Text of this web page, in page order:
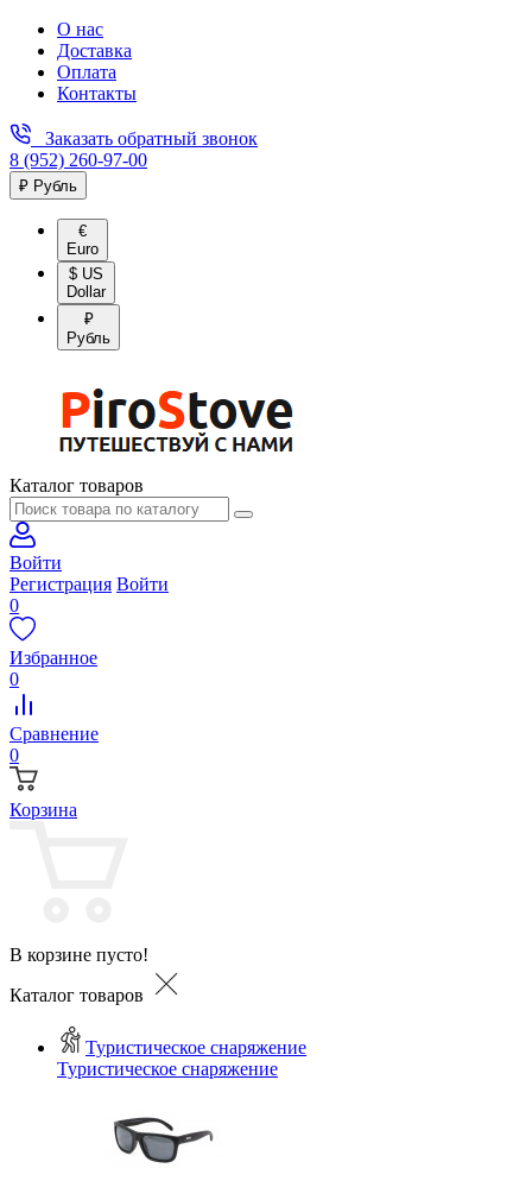
О нас
Доставка
Оплата
Контакты
Заказать обратный звонок
8 (952) 260-97-00
₽ Рубль
€
Euro
$ US
Dollar
₽
Рубль
Каталог товаров
Войти
Регистрация Войти
0
Избранное
0
Сравнение
0
Корзина
В корзине пусто!
Каталог товаров
Туристическое снаряжение
Туристическое снаряжение